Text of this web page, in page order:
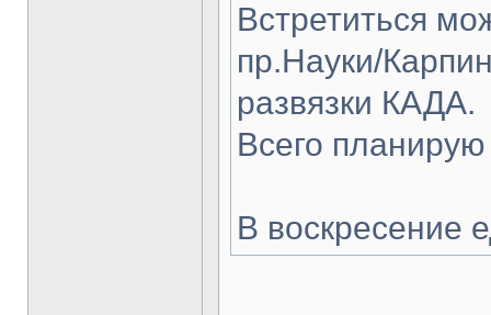
Встретиться
пр.Науки/
развязки КАДА.
Всего
В воскресение